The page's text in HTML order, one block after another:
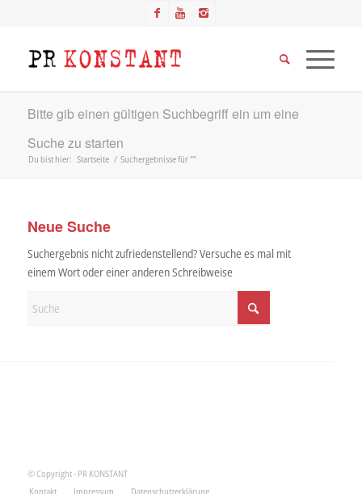
Bitte gib einen gültigen Suchbegriff ein um eine
Suche zu starten
Du bist hier: Startseite / Suchergebnisse für ""
Neue Suche
Suchergebnis nicht zufriedenstellend? Versuche es mal mit
einem Wort oder einer anderen Schreibweise
© Copyright - PR KONSTANT
Kontakt
Impressum Datenschutzerklärung